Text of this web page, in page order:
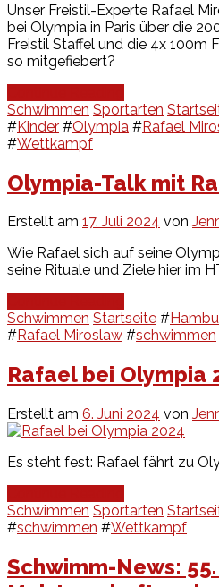
Unser Freistil-Experte Rafael
bei Olympia in Paris über die
Freistil Staffel und die 4x 100m
so mitgefiebert?
Schwimmen Sportarten
#Kinder #Olympia #Rafael
#Wettkampf
Olympia-Talk mit
Erstellt am 17. Juli 2024 von
Wie Rafael sich auf seine
seine Rituale und Ziele hier im
Schwimmen Startseite #
#Rafael Miroslaw #schwimmen
Rafael bei Olympia
Erstellt am 6. Juni 2024 von
Es steht fest: Rafael fährt zu
Schwimmen Sportarten
#schwimmen #Wettkampf
Schwimm-News: